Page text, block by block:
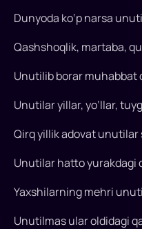
Dunyoda ko‘p narsa
Qashshoqlik, martaba,
Unutilib borar muhabbat
Unutilar yillar, yo‘llar,
Qirq yillik adovat unutilar
Unutilar hatto yurakdagi
Yaxshilarning mehri
Unutilmas ular oldidagi